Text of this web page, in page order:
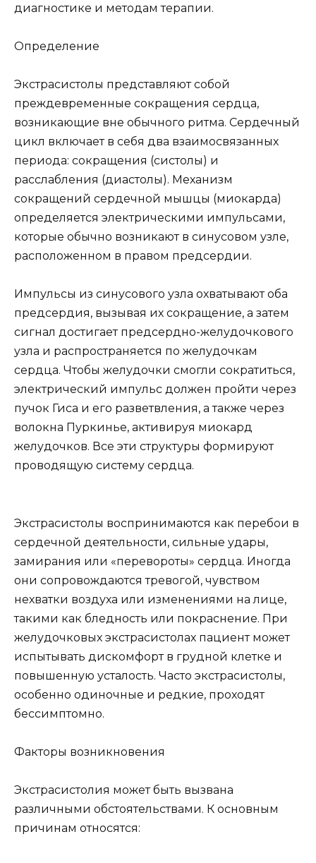
диагностике и методам терапии.
Определение
Экстрасистолы представляют собой
преждевременные сокращения сердца,
возникающие вне обычного ритма. Сердечный
цикл включает в себя два взаимосвязанных
периода: сокращения (систолы) и
расслабления (диастолы). Механизм
сокращений сердечной мышцы (миокарда)
определяется электрическими импульсами,
которые обычно возникают в синусовом узле,
расположенном в правом предсердии.
Импульсы из синусового узла охватывают оба
предсердия, вызывая их сокращение, а затем
сигнал достигает предсердно-желудочкового
узла и распространяется по желудочкам
сердца. Чтобы желудочки смогли сократиться,
электрический импульс должен пройти через
пучок Гиса и его разветвления, а также через
волокна Пуркинье, активируя миокард
желудочков. Все эти структуры формируют
проводящую систему сердца.
Экстрасистолы воспринимаются как перебои в
сердечной деятельности, сильные удары,
замирания или «перевороты» сердца. Иногда
они сопровождаются тревогой, чувством
нехватки воздуха или изменениями на лице,
такими как бледность или покраснение. При
желудочковых экстрасистолах пациент может
испытывать дискомфорт в грудной клетке и
повышенную усталость. Часто экстрасистолы,
особенно одиночные и редкие, проходят
бессимптомно.
Факторы возникновения
Экстрасистолия может быть вызвана
различными обстоятельствами. К основным
причинам относятся: